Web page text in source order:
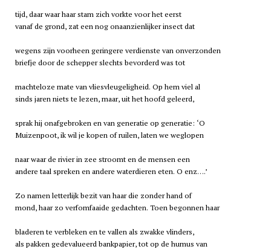
tijd, daar waar haar stam zich vorkte voor het eerst
vanaf de grond, zat een nog onaanzienlijker insect dat
wegens zijn voorheen geringere verdienste van onverzonden
briefje door de schepper slechts bevorderd was tot
machteloze mate van vliesvleugeligheid. Op hem viel al
sinds jaren niets te lezen, maar, uit het hoofd geleerd,
sprak hij onafgebroken en van generatie op generatie: ‘O
Muizenpoot, ik wil je kopen of ruilen, laten we weglopen
naar waar de rivier in zee stroomt en de mensen een
andere taal spreken en andere waterdieren eten. O enz….’
Zo namen letterlijk bezit van haar die zonder hand of
mond, haar zo verfomfaaide gedachten. Toen begonnen haar
bladeren te verbleken en te vallen als zwakke vlinders,
als pakken gedevalueerd bankpapier, tot op de humus van